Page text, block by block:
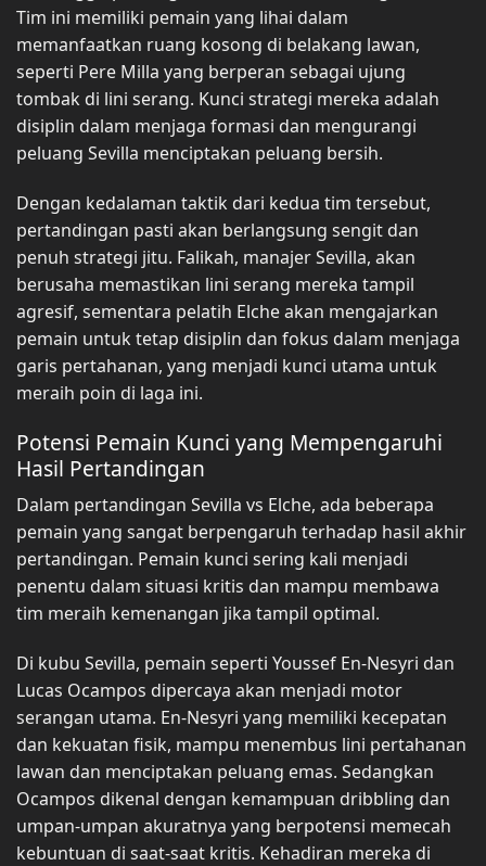
Tim ini memiliki pemain yang lihai dalam
memanfaatkan ruang kosong di belakang lawan,
seperti Pere Milla yang berperan sebagai ujung
tombak di lini serang. Kunci strategi mereka adalah
disiplin dalam menjaga formasi dan mengurangi
peluang Sevilla menciptakan peluang bersih.
Dengan kedalaman taktik dari kedua tim tersebut,
pertandingan pasti akan berlangsung sengit dan
penuh strategi jitu. Falikah, manajer Sevilla, akan
berusaha memastikan lini serang mereka tampil
agresif, sementara pelatih Elche akan mengajarkan
pemain untuk tetap disiplin dan fokus dalam menjaga
garis pertahanan, yang menjadi kunci utama untuk
meraih poin di laga ini.
Potensi Pemain Kunci yang Mempengaruhi
Hasil Pertandingan
Dalam pertandingan Sevilla vs Elche, ada beberapa
pemain yang sangat berpengaruh terhadap hasil akhir
pertandingan. Pemain kunci sering kali menjadi
penentu dalam situasi kritis dan mampu membawa
tim meraih kemenangan jika tampil optimal.
Di kubu Sevilla, pemain seperti Youssef En-Nesyri dan
Lucas Ocampos dipercaya akan menjadi motor
serangan utama. En-Nesyri yang memiliki kecepatan
dan kekuatan fisik, mampu menembus lini pertahanan
lawan dan menciptakan peluang emas. Sedangkan
Ocampos dikenal dengan kemampuan dribbling dan
umpan-umpan akuratnya yang berpotensi memecah
kebuntuan di saat-saat kritis. Kehadiran mereka di